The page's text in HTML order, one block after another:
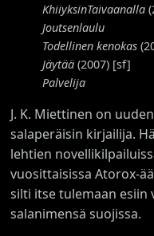
KhiiyksinTaivaanalla
Joutsenlaulu
Todellinen kenokas
Jäytää (2007) [sf]
Palvelija
J. K. Miettinen on
salaperäisin kirjailija.
lehtien
vuosittaisissa Atorox-
silti itse tulemaan esiin
salanimensä suojissa.